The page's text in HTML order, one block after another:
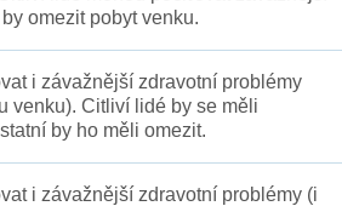
omezit pobyt venku.
i závažnější zdravotní problémy
venku). Citliví lidé by se měli
by ho měli omezit.
i závažnější zdravotní problémy (i